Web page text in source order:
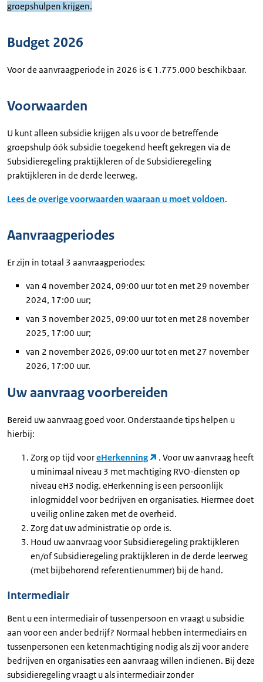
groepshulpen krijgen.
Budget 2026
Voor de aanvraagperiode in 2026 is € 1.775.000 beschikbaar.
Voorwaarden
U kunt alleen subsidie krijgen als u voor de betreffende
groepshulp óók subsidie toegekend heeft gekregen via de
Subsidieregeling praktijkleren of de Subsidieregeling
praktijkleren in de derde leerweg.
Lees de overige voorwaarden waaraan u moet voldoen.
Aanvraagperiodes
Er zijn in totaal 3 aanvraagperiodes:
van 4 november 2024, 09:00 uur tot en met 29 november
2024, 17:00 uur;
van 3 november 2025, 09:00 uur tot en met 28 november
2025, 17:00 uur;
van 2 november 2026, 09:00 uur tot en met 27 november
2026, 17:00 uur.
Uw aanvraag voorbereiden
Bereid uw aanvraag goed voor. Onderstaande tips helpen u
hierbij:
Zorg op tijd vooreHerkenning
. Voor uw aanvraag heeft
u minimaal niveau 3 met machtiging RVO-diensten op
niveau eH3 nodig. eHerkenning is een persoonlijk
inlogmiddel voor bedrijven en organisaties. Hiermee doet
u veilig online zaken met de overheid.
Zorg dat uw administratie op orde is.
Houd uw aanvraag voor Subsidieregeling praktijkleren
en/of Subsidieregeling praktijkleren in de derde leerweg
(met bijbehorend referentienummer) bij de hand.
Intermediair
Bent u een intermediair of tussenpersoon en vraagt u subsidie
aan voor een ander bedrijf? Normaal hebben intermediairs en
tussenpersonen een ketenmachtiging nodig als zij voor andere
bedrijven en organisaties een aanvraag willen indienen. Bij deze
subsidieregeling vraagt u als intermediair zonder